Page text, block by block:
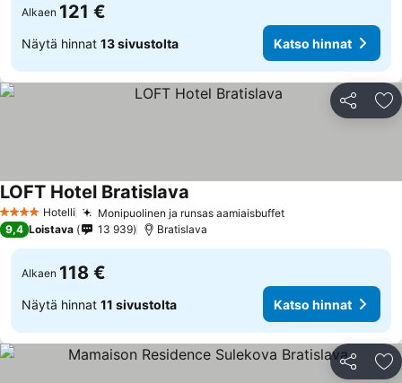
Alkaen 121 €
Näytä hinnat 13 sivustolta Katso hinnat
Jaa
4 Tähtiluokitus
Hotelli Monipuolinen ja runsas aamiaisbuffet
LOFT Hotel Bratislava
9,4 Loistava 13 939 Bratislava
Alkaen 118 €
Näytä hinnat 11 sivustolta Katso hinnat
Jaa